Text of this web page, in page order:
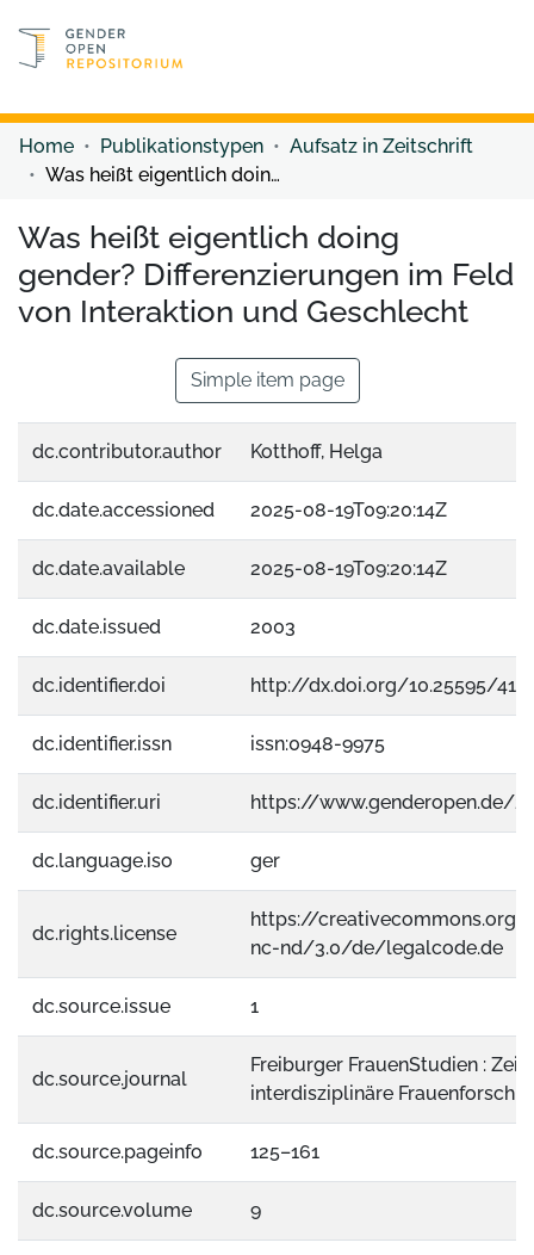
Discover content
Home Publikationstypen
Aufsatz in Zeitschrift
Was heißt eigentlich doing gender? Differenzierungen im Feld von Interaktion und Geschlecht
Was heißt eigentlich doing
gender? Differenzierungen im Feld
von Interaktion und Geschlecht
Simple item page
dc.contributor.author Kotthoff, Helga
dc.date.accessioned 2025-08-19T09:20:14Z
dc.date.available 2025-08-19T09:20:14Z
dc.date.issued 2003
dc.identifier.doi http://dx.doi.org/10.25595/
dc.identifier.issn issn:0948-9975
dc.identifier.uri https://www.genderopen.de/
dc.language.iso ger
dc.rights.license
https://
nc-nd/3.0/de/legalcode.de
dc.source.issue 1
dc.source.journal
Freiburger FrauenStudien :
interdisziplinäre
dc.source.pageinfo 125–161
dc.source.volume 9